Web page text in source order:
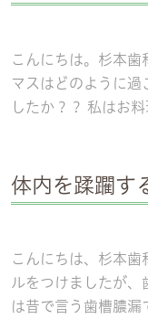
こんにちは。杉本
マスはどのように過
したか？？ 私はお
体内を蹂躙す
こんにちは、杉本歯
ルをつけましたが
は昔で言う歯槽膿